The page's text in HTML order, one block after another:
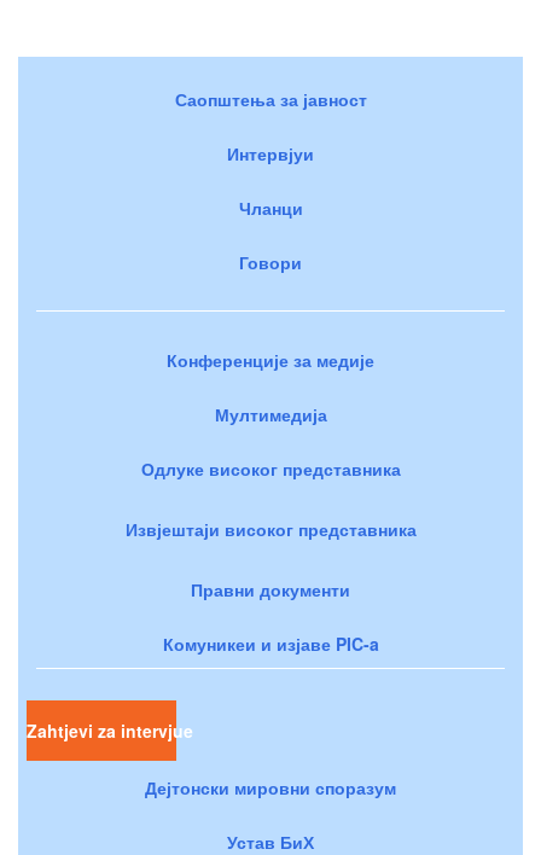
Саопштења за јавност
Интервјуи
Чланци
Говори
Конференције за медије
Мултимедија
Одлуке високог представника
Извјештаји високог представника
Правни документи
Комуникеи и изјаве PIC-a
Zahtjevi za intervjue
Дејтонски мировни споразум
Устав БиХ